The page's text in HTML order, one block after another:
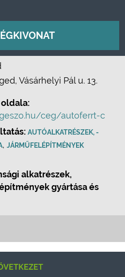
Vásárhelyi Pál u. 13.
oldala:
ceg/autoferrt-c
AUTÓALKATRÉSZEK, -
, JÁRMŰFELÉPÍTMÉNYEK
alkatrészek,
gyártása és